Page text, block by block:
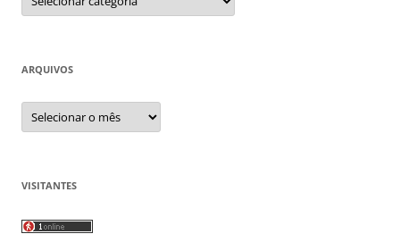
ARQUIVOS
Arquivos
VISITANTES